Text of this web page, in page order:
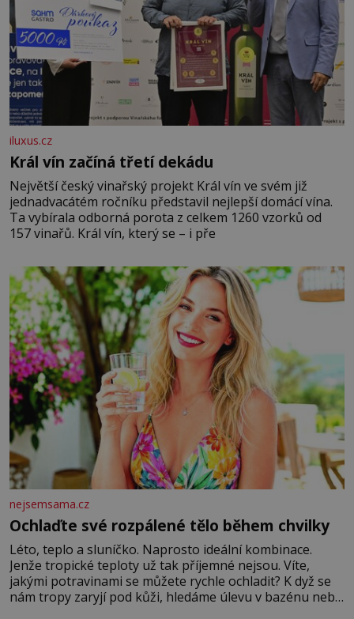
iluxus.cz
Král vín začíná třetí dekádu
Největší český vinařský projekt Král vín ve svém již
jednadvacátém ročníku představil nejlepší domácí vína.
Ta vybírala odborná porota z celkem 1260 vzorků od
157 vinařů. Král vín, který se – i pře
nejsemsama.cz
Ochlaďte své rozpálené tělo během chvilky
Léto, teplo a sluníčko. Naprosto ideální kombinace.
Jenže tropické teploty už tak příjemné nejsou. Víte,
jakými potravinami se můžete rychle ochladit? K dyž se
nám tropy zaryjí pod kůži, hledáme úlevu v bazénu nebo